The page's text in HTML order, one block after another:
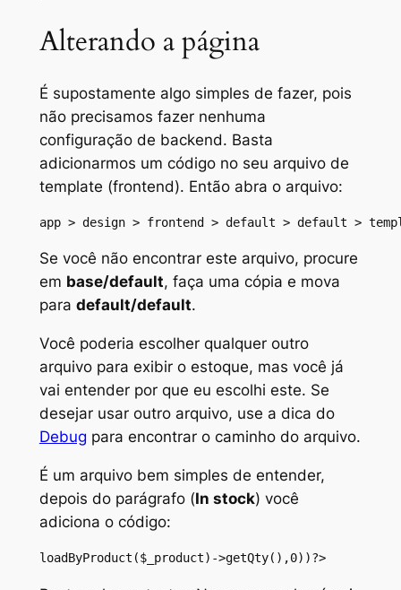
Alterando a página
É supostamente algo simples de fazer, pois
não precisamos fazer nenhuma
configuração de backend. Basta
adicionarmos um código no seu arquivo de
template (frontend). Então abra o arquivo:
app > design > frontend > default > default >
Se você não encontrar este arquivo, procure
em base/default, faça uma cópia e mova
para default/default.
Você poderia escolher qualquer outro
arquivo para exibir o estoque, mas você já
vai entender por que eu escolhi este. Se
desejar usar outro arquivo, use a dica do
Debug para encontrar o caminho do arquivo.
É um arquivo bem simples de entender,
depois do parágrafo (In stock) você
adiciona o código:
loadByProduct($_product)->getQty(),0))?>